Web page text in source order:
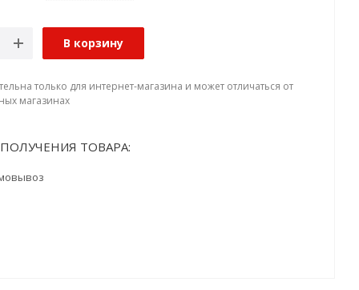
В корзину
только для интернет-магазина и может отличаться от
магазинах
ТОВАРА: